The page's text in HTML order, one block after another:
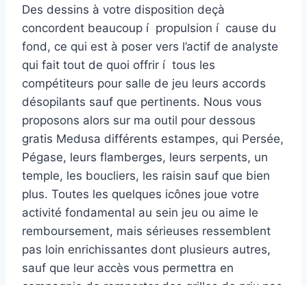
Des dessins à votre disposition deçà
concordent beaucoup í propulsion í cause du
fond, ce qui est à poser vers l’actif de analyste
qui fait tout de quoi offrir í tous les
compétiteurs pour salle de jeu leurs accords
désopilants sauf que pertinents. Nous vous
proposons alors sur ma outil pour dessous
gratis Medusa différents estampes, qui Persée,
Pégase, leurs flamberges, leurs serpents, un
temple, les boucliers, les raisin sauf que bien
plus. Toutes les quelques icônes joue votre
activité fondamental au sein jeu ou aime le
remboursement, mais sérieuses ressemblent
pas loin enrichissantes dont plusieurs autres,
sauf que leur accès vous permettra en